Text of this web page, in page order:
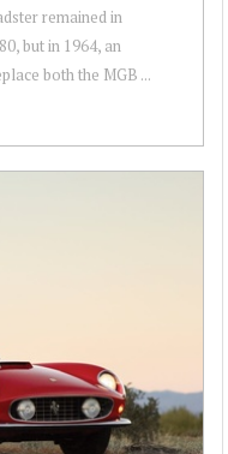
remained in
but in 1964, an
both the MGB ...